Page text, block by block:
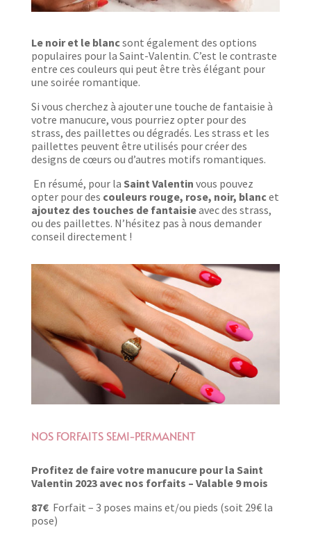
Le noir et le blancsont également des options
populaires pour la Saint-Valentin. C’est le contraste
entre ces couleurs qui peut être très élégant pour
une soirée romantique.
Si vous cherchez à ajouter une touche de fantaisie à
votre manucure, vous pourriez opter pour des
strass, des paillettes ou dégradés. Les strass et les
paillettes peuvent être utilisés pour créer des
designs de cœurs ou d’autres motifs romantiques.
En résumé, pour la Saint Valentin vous pouvez
opter pour des couleurs rouge, rose, noir, blancet
ajoutez des touches de fantaisieavec des strass,
ou des paillettes. N’hésitez pas à nous demander
conseil directement !
NOS FORFAITS SEMI-PERMANENT
Profitez de faire votre manucure pour la Saint
Valentin 2023 avec nos forfaits – Valable 9 mois
87€Forfait – 3 poses mains et/ou pieds (soit 29€ la
pose)